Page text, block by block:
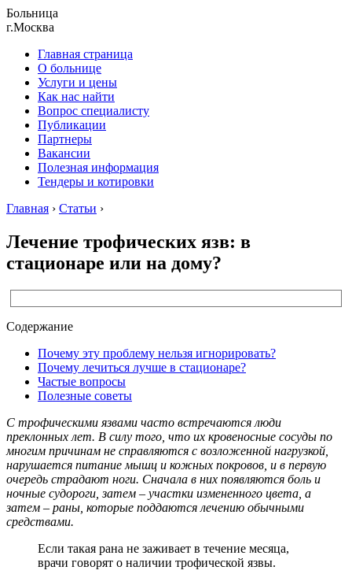
Больница
г.Москва
Главная страница
О больнице
Услуги и цены
Как нас найти
Вопрос специалисту
Публикации
Партнеры
Вакансии
Полезная информация
Тендеры и котировки
Главная › Статьи ›
Лечение трофических язв: в
стационаре или на дому?
Содержание
Почему эту проблему нельзя игнорировать?
Почему лечиться лучше в стационаре?
Частые вопросы
Полезные советы
С трофическими язвами часто встречаются люди
преклонных лет. В силу того, что их кровеносные сосуды по
многим причинам не справляются с возложенной нагрузкой,
нарушается питание мышц и кожных покровов, и в первую
очередь страдают ноги. Сначала в них появляются боль и
ночные судороги, затем – участки измененного цвета, а
затем – раны, которые поддаются лечению обычными
средствами.
Если такая рана не заживает в течение месяца,
врачи говорят о наличии трофической язвы.